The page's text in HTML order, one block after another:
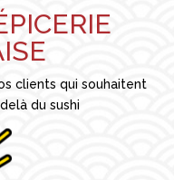
clients qui souhaitent
du sushi